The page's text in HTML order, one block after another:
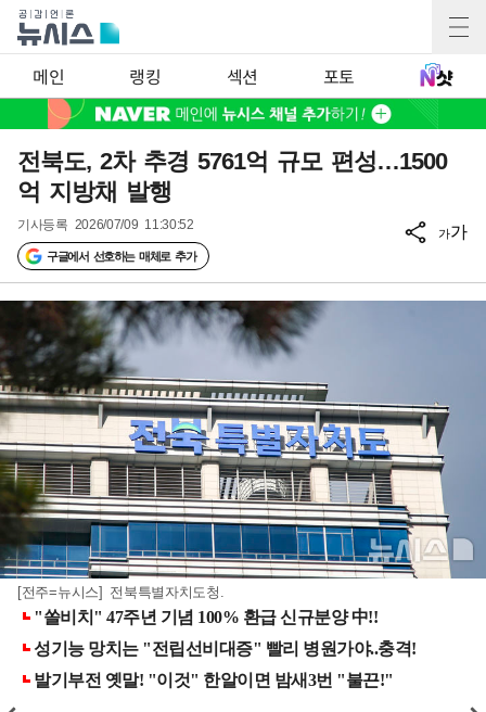
메인 랭킹 섹션 포토
전북도, 2차 추경 5761억 규모 편성…1500
억 지방채 발행
기사등록 2026/07/09 11:30:52
구글에서 선호하는 매체로 추가
가가
[전주=뉴시스] 전북특별자치도청.